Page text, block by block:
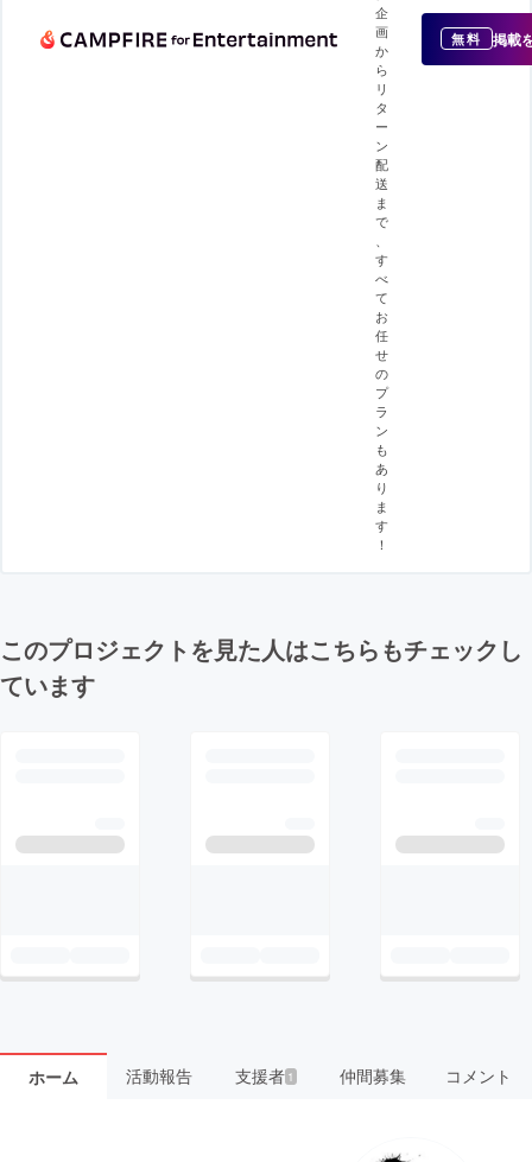
企
画
か
ら
リ
タ
ー
ン
配
送
ま
で
す
べ
て
お
任
せ
の
プ
ラ
ン
も
あ
り
ま
す
！
無料 掲載
このプロジェクトを見た人はこちらもチェックし
ています
ホーム 活動報告 支援者 1 仲間募集 コメント